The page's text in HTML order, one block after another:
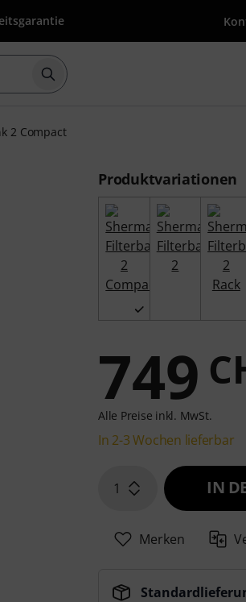
Suche mit Suchwort
2 Compact
Produktvariationen
749
Alle Preise inkl. MwSt.
In 2-3 Wochen lieferbar
1 IN
Merken